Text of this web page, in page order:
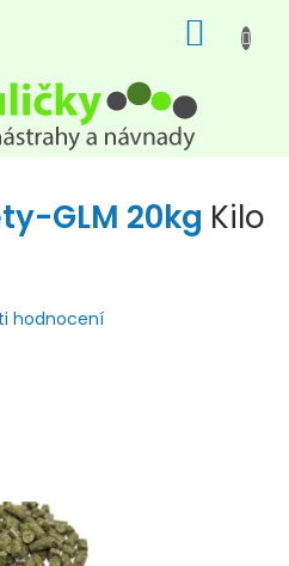
KOŠÍK
GLM 20kg Kilo
hodnocení